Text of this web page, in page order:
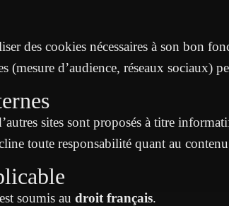
des cookies nécessaires à son bon
(mesure d’audience, réseaux sociaux)
sites sont proposés à titre
toute responsabilité quant au contenu
soumis au droit français.